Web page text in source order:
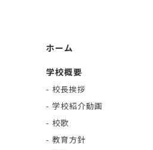
ホーム
学校概要
- 校長挨拶
- 学校紹介動画
- 校歌
- 教育方針